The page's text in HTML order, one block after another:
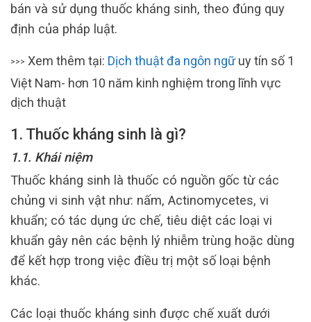
bán và sử dụng thuốc kháng sinh, theo đúng quy
định của pháp luật.
>>> Xem thêm tại: Dịch thuật đa ngôn ngữuy tín số 1
Việt Nam- hơn 10 năm kinh nghiệm trong lĩnh vực
dịch thuật
1. Thuốc kháng sinh là gì?
1.1. Khái niệm
Thuốc kháng sinh là thuốc có nguồn gốc từ các
chủng vi sinh vật như: nấm, Actinomycetes, vi
khuẩn; có tác dụng ức chế, tiêu diệt các loại vi
khuẩn gây nên các bệnh lý nhiễm trùng hoặc dùng
để kết hợp trong việc điều trị một số loại bệnh
khác.
Các loại thuốc kháng sinh được chế xuất dưới